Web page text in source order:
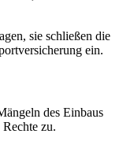
sie schließen die
ein.
des Einbaus
zu.